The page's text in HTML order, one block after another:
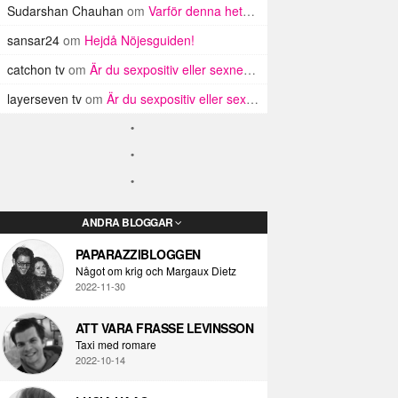
Sudarshan Chauhan om Varför denna hets mot mysiga män?
sansar24 om Hejdå Nöjesguiden!
catchon tv om Är du sexpositiv eller sexnegativ?
layerseven tv om Är du sexpositiv eller sexnegativ?
ANDRA BLOGGAR
PAPARAZZIBLOGGEN
Något om krig och Margaux Dietz
2022-11-30
ATT VARA FRASSE LEVINSSON
Taxi med romare
2022-10-14